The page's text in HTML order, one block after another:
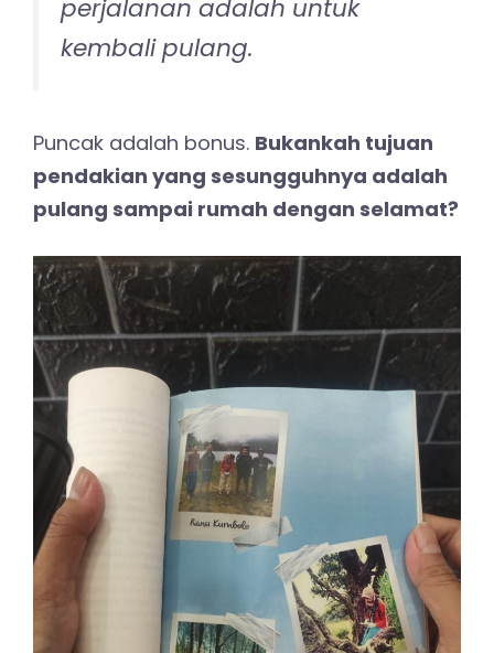
perjalanan adalah untuk
kembali pulang.
Puncak adalah bonus. Bukankah tujuan
pendakian yang sesungguhnya adalah
pulang sampai rumah dengan selamat?